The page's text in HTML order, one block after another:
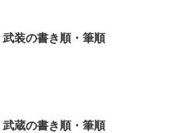
武装の書き順・筆順
武蔵の書き順・筆順